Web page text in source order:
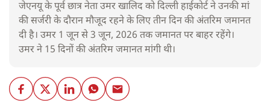
जेएनयू के पूर्व छात्र नेता उमर खालिद को दिल्ली हाईकोर्ट ने उनकी मां
की सर्जरी के दौरान मौजूद रहने के लिए तीन दिन की अंतरिम जमानत
दी है। उमर 1 जून से 3 जून, 2026 तक जमानत पर बाहर रहेंगे।
उमर ने 15 दिनों की अंतरिम जमानत मांगी थी।